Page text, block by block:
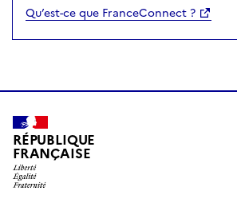
Qu’est-ce que FranceConnect ?
RÉPUBLIQUE
FRANÇAISE